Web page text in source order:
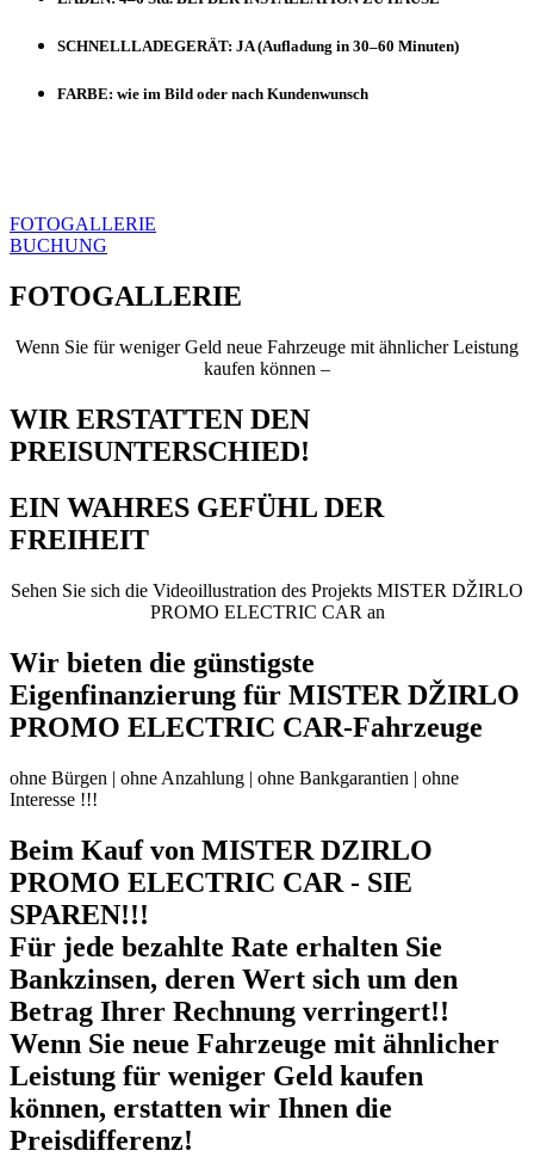
SCHNELLLADEGERÄT: JA (Aufladung in 30–60 Minuten)
FARBE: wie im Bild oder nach Kundenwunsch
FOTOGALLERIE
BUCHUNG
FOTOGALLERIE
Wenn Sie für weniger Geld neue Fahrzeuge mit ähnlicher Leistung
kaufen können –
WIR ERSTATTEN DEN
PREISUNTERSCHIED!
EIN WAHRES GEFÜHL DER
FREIHEIT
Sehen Sie sich die Videoillustration des Projekts MISTER DŽIRLO
PROMO ELECTRIC CAR an
Wir bieten die günstigste
Eigenfinanzierung für MISTER DŽIRLO
PROMO ELECTRIC CAR-Fahrzeuge
ohne Bürgen | ohne Anzahlung | ohne Bankgarantien | ohne
Interesse !!!
Beim Kauf von MISTER DZIRLO
PROMO ELECTRIC CAR - SIE
SPAREN!!!
Für jede bezahlte Rate erhalten Sie
Bankzinsen, deren Wert sich um den
Betrag Ihrer Rechnung verringert!!
Wenn Sie neue Fahrzeuge mit ähnlicher
Leistung für weniger Geld kaufen
können, erstatten wir Ihnen die
Preisdifferenz!